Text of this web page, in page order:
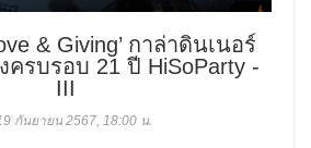
& Giving’ กาล่าดินเนอร์
ครบรอบ 21 ปี HiSoParty -
III
กันยายน 2567, 18:00 น.